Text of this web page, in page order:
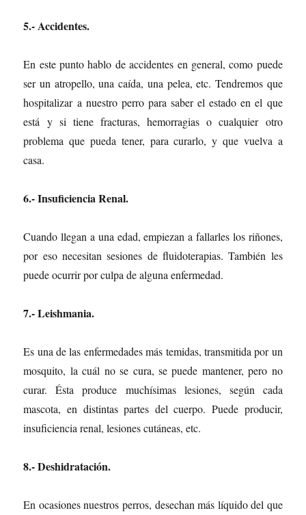
5.- Accidentes.
En este punto hablo de accidentes en general, como puede
ser un atropello, una caída, una pelea, etc. Tendremos que
hospitalizar a nuestro perro para saber el estado en el que
está y si tiene fracturas, hemorragias o cualquier otro
problema que pueda tener, para curarlo, y que vuelva a
casa.
6.- Insuficiencia Renal.
Cuando llegan a una edad, empiezan a fallarles los riñones,
por eso necesitan sesiones de fluidoterapias. También les
puede ocurrir por culpa de alguna enfermedad.
7.- Leishmania.
Es una de las enfermedades más temidas, transmitida por un
mosquito, la cuál no se cura, se puede mantener, pero no
curar. Ésta produce muchísimas lesiones, según cada
mascota, en distintas partes del cuerpo. Puede producir,
insuficiencia renal, lesiones cutáneas, etc.
8.- Deshidratación.
En ocasiones nuestros perros, desechan más líquido del que